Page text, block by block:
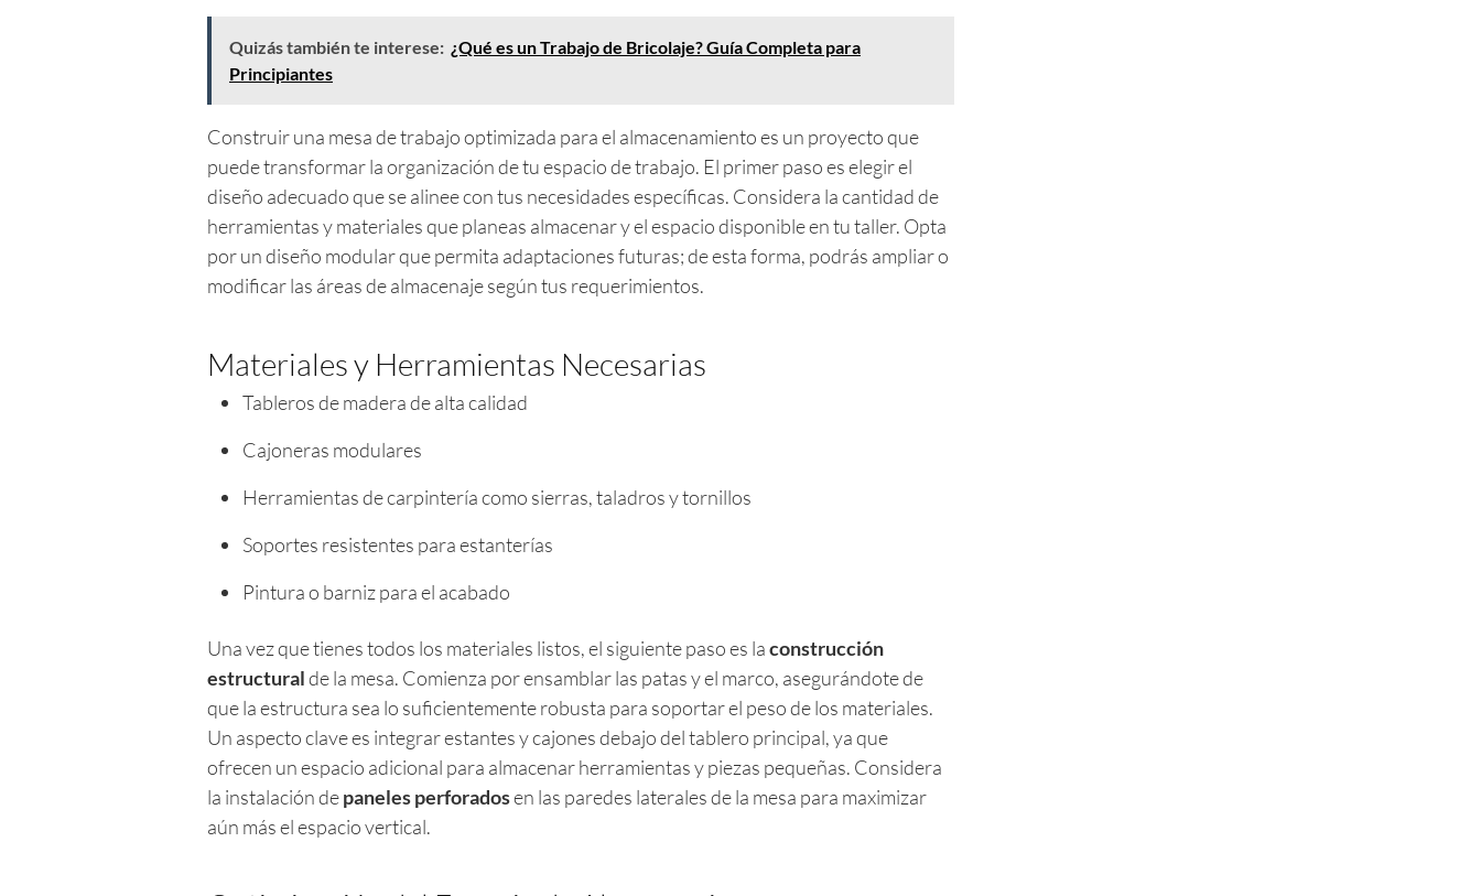
Quizás también te interese: ¿Qué es un Trabajo de Bricolaje? Guía Completa para
Principiantes
Construir una mesa de trabajo optimizada para el almacenamiento es un proyecto que
puede transformar la organización de tu espacio de trabajo. El primer paso es elegir el
diseño adecuado que se alinee con tus necesidades específicas. Considera la cantidad de
herramientas y materiales que planeas almacenar y el espacio disponible en tu taller. Opta
por un diseño modular que permita adaptaciones futuras; de esta forma, podrás ampliar o
modificar las áreas de almacenaje según tus requerimientos.
Materiales y Herramientas Necesarias
Tableros de madera de alta calidad
Cajoneras modulares
Herramientas de carpintería como sierras, taladros y tornillos
Soportes resistentes para estanterías
Pintura o barniz para el acabado
Una vez que tienes todos los materiales listos, el siguiente paso es laconstrucción
estructuralde la mesa. Comienza por ensamblar las patas y el marco, asegurándote de
que la estructura sea lo suficientemente robusta para soportar el peso de los materiales.
Un aspecto clave es integrar estantes y cajones debajo del tablero principal, ya que
ofrecen un espacio adicional para almacenar herramientas y piezas pequeñas. Considera
la instalación depaneles perforadosen las paredes laterales de la mesa para maximizar
aún más el espacio vertical.